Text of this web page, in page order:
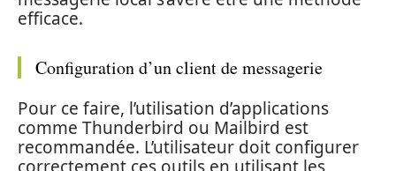
efficace.
Configuration d’un client de messagerie
Pour ce faire, l’utilisation d’applications
comme Thunderbird ou Mailbird est
recommandée. L’utilisateur doit configurer
correctement ces outils en utilisant les